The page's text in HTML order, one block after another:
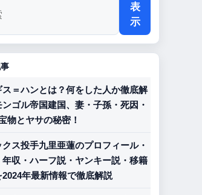
表
示
ス＝ハンとは？何をした人か徹底解
ゴル帝国建国、妻・子孫・死因・
物とヤサの秘密！
ス投手九里亜蓮のプロフィール・
年収・ハーフ説・ヤンキー説・移籍
2024年最新情報で徹底解説